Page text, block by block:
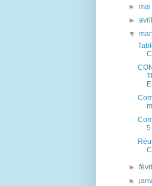
►
►
▼
5
►
►